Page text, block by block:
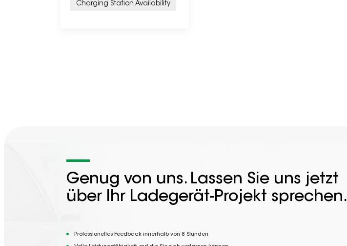
Charging Station Availability
Genug von uns. Lassen Sie uns jetzt
über Ihr Ladegerät-Projekt sprechen.
Professionelles Feedback innerhalb von 8 Stunden